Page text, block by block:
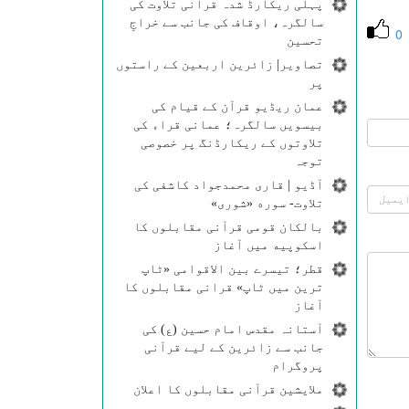
پہلی ریکارڈ شدہ قرآنی تلاوت کی
سالگرہ، اوقاف کی جانب سے خراجِ
تحسین
تصاویر| زائرین اربعین کے راستوں
پر
عمان ریڈیو قرآن کے قیام کی
بیسویں سالگرہ؛ عمانی قراء کی
تلاوتوں کے ریکارڈنگ پر خصوصی
توجہ
آڈیو | قاری محمدجواد کاشفی کی
تلاوت- سوره‌‌ «شوری»
بالکان قومی قرآنی مقابلوں کا
اسکوپیه میں آغاز
قطر؛ تیسرے بین الاقوامی «ٹاپ
ترین میں ٹاپ» قرانی مقابلوں کا
آغاز
آستانہ مقدس امام حسین (ع) کی
جانب سے زائرین کے لیے قرآنی
پروگرام
ملایشین قرآنی مقابلوں کا اعلان
0